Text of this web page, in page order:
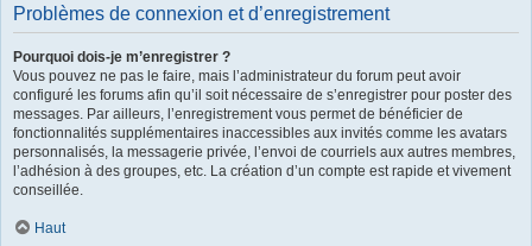
Problèmes de connexion et d’enregistrement
Pourquoi dois-je m’enregistrer ?
Vous pouvez ne pas le faire, mais l’administrateur du forum peut avoir
configuré les forums afin qu’il soit nécessaire de s’enregistrer pour poster des
messages. Par ailleurs, l’enregistrement vous permet de bénéficier de
fonctionnalités supplémentaires inaccessibles aux invités comme les avatars
personnalisés, la messagerie privée, l’envoi de courriels aux autres membres,
l’adhésion à des groupes, etc. La création d’un compte est rapide et vivement
conseillée.
Haut